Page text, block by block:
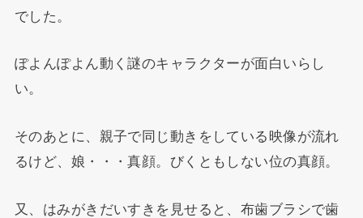
でした。
ぽよんぽよん動く謎のキャラクターが面白いらし
い。
そのあとに、親子で同じ動きをしている映像が流れ
るけど、娘・・・真顔。びくともしない位の真顔。
又、はみがきだいすきを見せると、布歯ブラシで歯